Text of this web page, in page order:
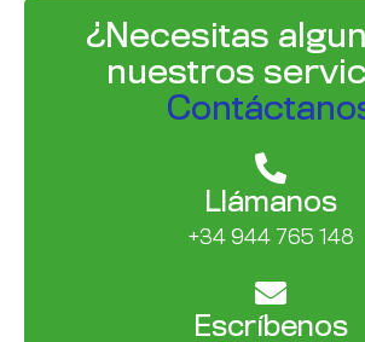
¿Necesitas
nuestros
Llámanos
+34 944 765 148
Escríbenos